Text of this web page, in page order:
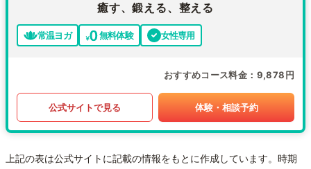
癒す、鍛える、整える
常温ヨガ 無料体験 女性専用
おすすめコース料金 9,878円
公式サイトで見る 体験・相談予約
上記の表は公式サイトに記載の情報をもとに作成しています。時期